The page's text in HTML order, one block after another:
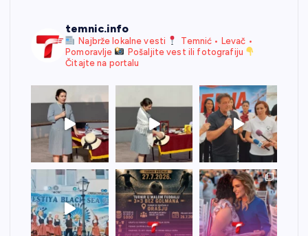
temnic.info
Najbrže lokalne vesti
Temnić • Levač •
Pomoravlje
Pošaljite vest ili fotografiju
Čitajte na portalu